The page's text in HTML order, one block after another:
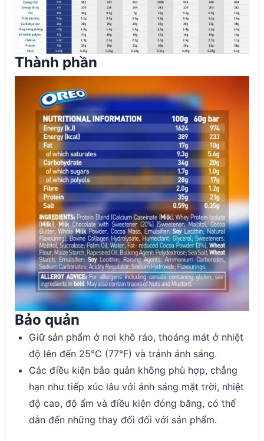
Thành phần
Bảo quản
Giữ sản phẩm ở nơi khô ráo, thoáng mát ở nhiệt
độ lên đến 25°C (77°F) và tránh ánh sáng.
Các điều kiện bảo quản không phù hợp, chẳng
hạn như tiếp xúc lâu với ánh sáng mặt trời, nhiệt
độ cao, độ ẩm và điều kiện đóng băng, có thể
dẫn đến những thay đổi đối với sản phẩm.